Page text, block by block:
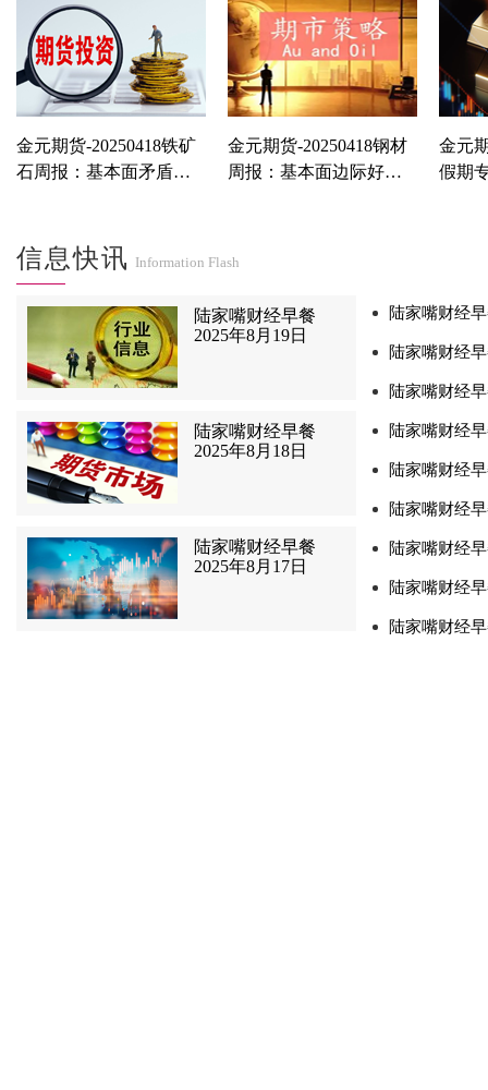
金元期货-20250418铁矿
石周报：基本面矛盾不
金元期货-20250418钢材
周报：基本面边际好
金元
假期
信息快讯 Information Flash
陆家嘴财经早餐
2025年8月19日
陆家嘴财经早餐
2025年8月18日
陆家嘴财经早餐
2025年8月17日
陆家嘴财经
陆家嘴财经
陆家嘴财经
陆家嘴财经
陆家嘴财经
陆家嘴财经
陆家嘴财经
陆家嘴财经
陆家嘴财经